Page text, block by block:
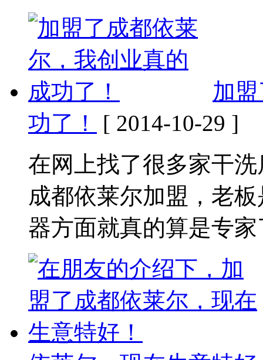
加
功了！
[ 2014-10-29 ]
在网上找了很多家干
成都依莱尔加盟，老
器方面就真的算是专